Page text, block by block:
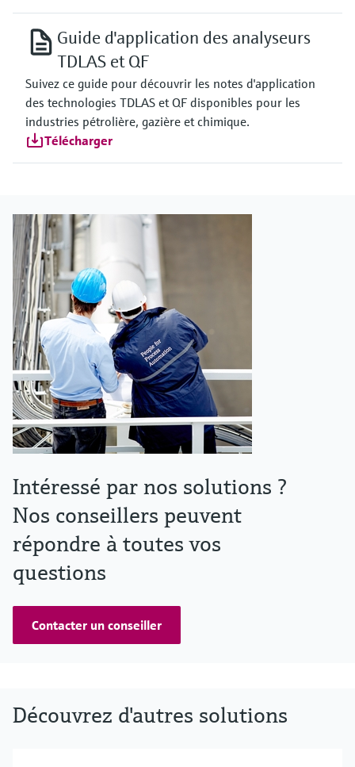
Guide d'application des analyseurs
TDLAS et QF
Suivez ce guide pour découvrir les notes d'application
des technologies TDLAS et QF disponibles pour les
industries pétrolière, gazière et chimique.
Télécharger
Intéressé par nos solutions ?
Nos conseillers peuvent
répondre à toutes vos
questions
Contacter un conseiller
Découvrez d'autres solutions